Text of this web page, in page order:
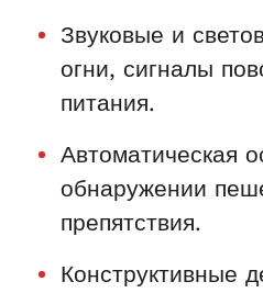
Звуковые и
огни, сигналы
питания.
Автоматическая
обнаружении
препятствия.
Конструктивные